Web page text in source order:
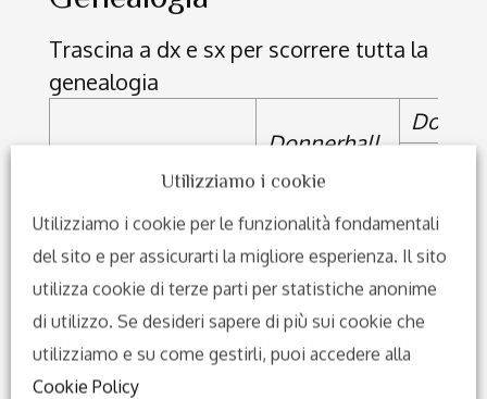
Trascina a dx e sx per scorrere tutta la
genealogia
Donnerhall
Alicante
Akzent
Madre:
Rube del castegno
Rohdiamant
Utilizziamo i cookie
Utilizziamo i cookie per le funzionalità fondamentali
del sito e per assicurarti la migliore esperienza. Il sito
utilizza cookie di terze parti per statistiche anonime
di utilizzo. Se desideri sapere di più sui cookie che
utilizziamo e su come gestirli, puoi accedere alla
Cookie Policy